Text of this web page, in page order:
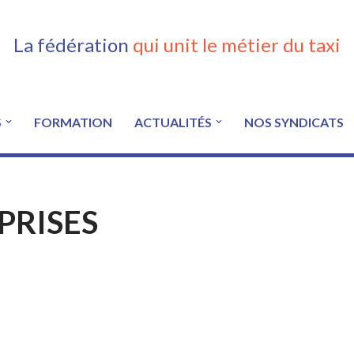
La fédération qui unit le métier du taxi
FORMATION ACTUALITÉS NOS SYNDICATS